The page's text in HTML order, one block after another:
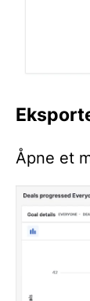
Åpne et